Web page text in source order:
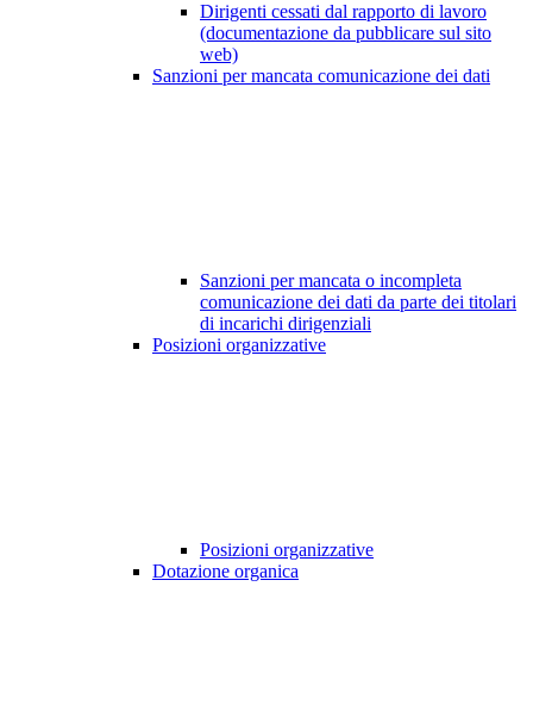
Dirigenti cessati dal rapporto di lavoro
(documentazione da pubblicare sul sito
web)
Sanzioni per mancata comunicazione dei dati
Sanzioni per mancata o incompleta
comunicazione dei dati da parte dei titolari
di incarichi dirigenziali
Posizioni organizzative
Posizioni organizzative
Dotazione organica